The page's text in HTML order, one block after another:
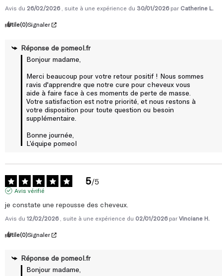
Avis du 26/02/2026 , suite à une expérience du 30/01/2026 par Catherine L.
Utile(0)Signaler
Réponse de pomeol.fr
Bonjour madame,
Merci beaucoup pour votre retour positif ! Nous sommes
ravis d'apprendre que notre cure pour cheveux vous
aide à faire face à ces moments de perte de masse.
Votre satisfaction est notre priorité, et nous restons à
votre disposition pour toute question ou besoin
supplémentaire.
Bonne journée,
L’équipe pomeol
5/5
Avis vérifié
je constate une repousse des cheveux.
Avis du 12/02/2026 , suite à une expérience du 02/01/2026 par Vinciane H.
Utile(0)Signaler
Réponse de pomeol.fr
Bonjour madame,